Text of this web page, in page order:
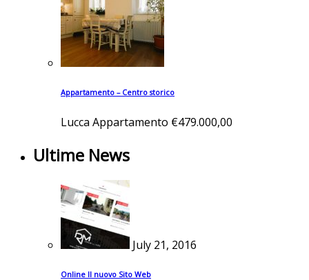
Appartamento – Centro storico
Lucca Appartamento €479.000,00
Ultime News
July 21, 2016
Online Il nuovo Sito Web